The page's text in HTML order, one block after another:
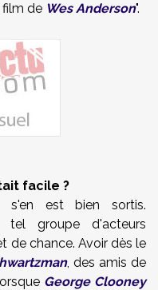
film de Wes Anderson".
facile ?
est bien sortis.
tel groupe d'acteurs
de chance. Avoir dès le
, des amis de
George Clooney